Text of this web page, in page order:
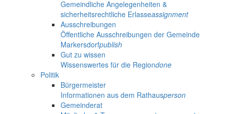
Gemeindliche Angelegenheiten &
sicherheitsrechtliche Erlasseassignment
Ausschreibungen
Öffentliche Ausschreibungen der Gemeinde
Markersdorfpublish
Gut zu wissen
Wissenswertes für die Regiondone
Politik
Bürgermeister
Informationen aus dem Rathausperson
Gemeinderat